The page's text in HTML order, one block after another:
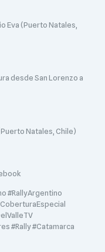
Eva (Puerto Natales,
desde San Lorenzo a
Natales, Chile)
#RallyArgentino
#Rally #Catamarca